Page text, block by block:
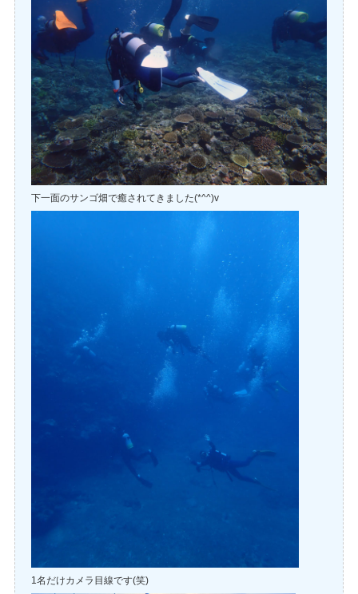
下一面のサンゴ畑で癒されてきました(*^^)v
1名だけカメラ目線です(笑)